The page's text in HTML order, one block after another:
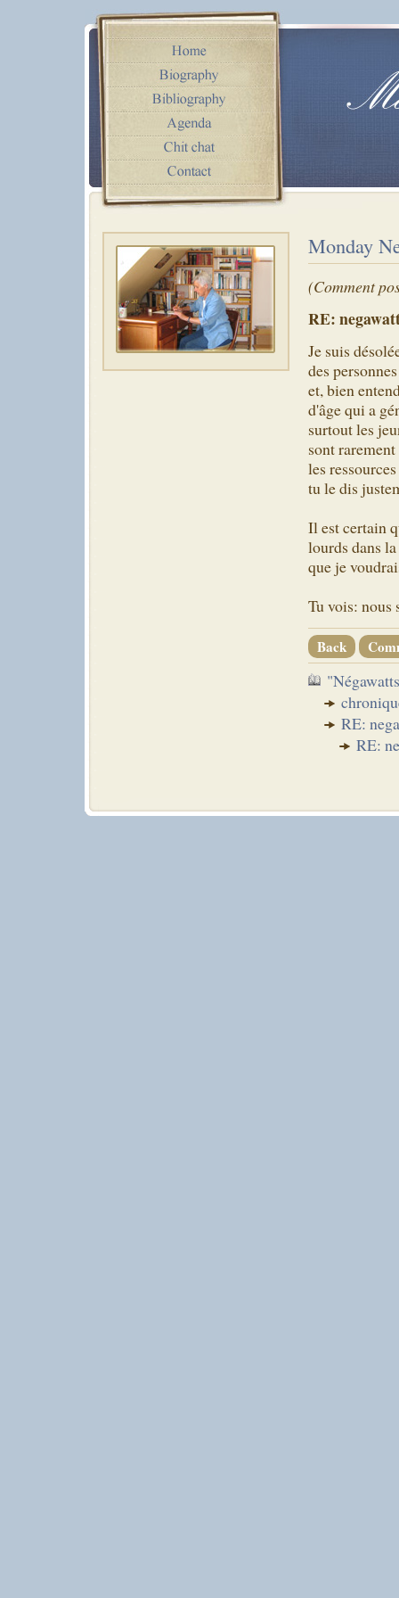
Monday
(Comment
RE:
Je suis
des
et, bien
d'âge qui a
surtout les
sont
les
tu le dis
Il est certain
lourds dans
que je
Tu vois: nous
Back
RE:
RE: